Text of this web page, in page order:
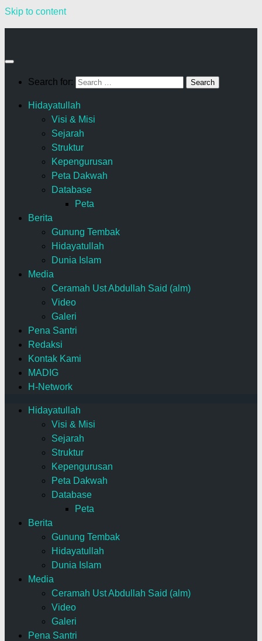
Skip to content
Search for:
Hidayatullah
Visi & Misi
Sejarah
Struktur
Kepengurusan
Peta Dakwah
Database
Peta
Berita
Gunung Tembak
Hidayatullah
Dunia Islam
Media
Ceramah Ust Abdullah Said (alm)
Video
Galeri
Pena Santri
Redaksi
Kontak Kami
MADIG
H-Network
Hidayatullah
Visi & Misi
Sejarah
Struktur
Kepengurusan
Peta Dakwah
Database
Peta
Berita
Gunung Tembak
Hidayatullah
Dunia Islam
Media
Ceramah Ust Abdullah Said (alm)
Video
Galeri
Pena Santri